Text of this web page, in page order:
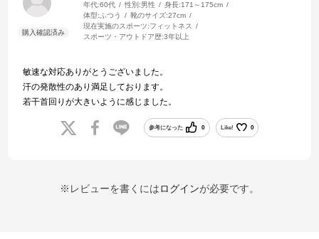
年代:60代 性別:男性 身長:171～175cm
体型:ふつう 靴のサイズ:27cm
現在実施のスポーツ:フィットネス
スポーツ・アウトドア歴:3年以上
敏速な対応ありがとうございました。
汗の発散性のあり満足しております。
若干首回りが大きいように感じました。
参考になった 0 Like! 0
※レビューを書くにはログインが必要です。